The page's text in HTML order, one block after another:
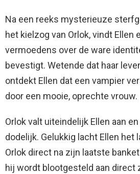
Na een reeks mysterieuze
het kielzog van Orlok, vindt Ellen
vermoedens over de ware
bevestigt. Wetende dat haar
ontdekt Ellen dat een vampier
door een mooie, oprechte vrouw.
Orlok valt uiteindelijk Ellen aan
dodelijk. Gelukkig lacht Ellen het
Orlok direct na zijn laatste
hij wordt blootgesteld aan direct